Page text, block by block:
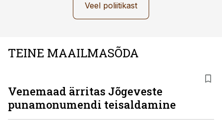
Veel poliitikast
TEINE MAAILMASÕDA
Venemaad ärritas Jõgeveste
punamonumendi teisaldamine